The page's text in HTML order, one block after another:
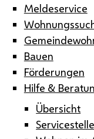
Meldeservice
Bauen
Förderungen
Hilfe &
Übersicht